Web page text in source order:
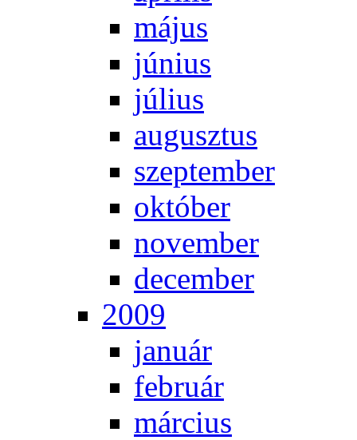
má­jus
jú­ni­us
jú­li­us
au­gusz­tus
szep­tem­ber
ok­tó­ber
no­vem­ber
de­cem­ber
2009
ja­nu­ár
feb­ru­ár
már­ci­us